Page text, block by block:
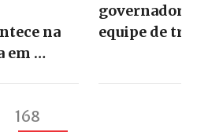
na
em …
governador
equipe de
168